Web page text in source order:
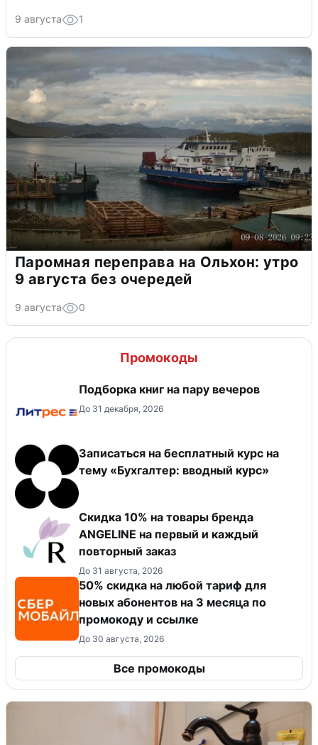
9 августа 1
Паромная переправа на Ольхон: утро
9 августа без очередей
9 августа 0
Промокоды
Подборка книг на пару вечеров
До 31 декабря, 2026
Записаться на бесплатный курс на
тему «Бухгалтер: вводный курс»
Скидка 10% на товары бренда
ANGELINE на первый и каждый
повторный заказ
До 31 августа, 2026
50% скидка на любой тариф для
новых абонентов на 3 месяца по
промокоду и ссылке
До 30 августа, 2026
Все промокоды